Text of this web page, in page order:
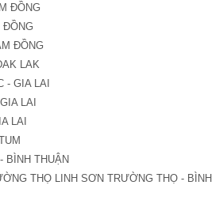
ĐỒNG
ĐỒNG
ĐỒNG
LAK
- GIA LAI
LAI
LAI
BÌNH THUẬN
THỌ LINH SƠN TRƯỜNG THỌ - BÌNH